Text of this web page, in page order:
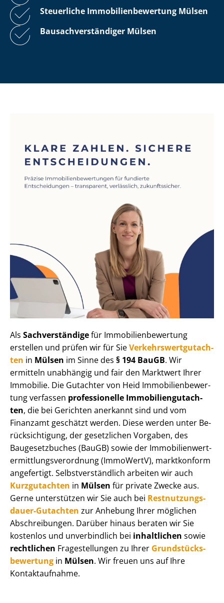
Steuerliche Im­mo­bi­li­en­be­wer­tung Mülsen
Bau­sach­ver­stän­di­ger Mülsen
Als Sachverständigefür Im­mo­bi­li­en­be­wer­tung
erstellen und prüfen wir für SieVer­kehrs­wert­gut­ach­
ten in Mülsen im Sinne des § 194 BauGB. Wir
ermitteln unabhängig und fair den Marktwert Ihrer
Immobilie. Die Gutachter von Heid Im­mo­bi­li­en­be­wer­
tung verfassen professionelle Im­mo­bi­li­en­gut­ach­
ten, die bei Gerichten anerkannt sind und vom
Finanzamt geschätzt werden. Diese werden unter Be­
rück­sich­ti­gung, der gesetzlichen Vorgaben, des
Baugesetzbuches (BauGB) sowie der Im­mo­bi­li­en­wert­
ermitt­lungs­ver­ord­nung (ImmoWertV), marktkonform
angefertigt. Selbst­ver­ständ­lich arbeiten wir auch
Kurzgutachten in Mülsen für private Zwecke aus.
Gerne unterstützen wir Sie auch bei Rest­nut­zungs­
dau­er-Gutachten zur Anhebung Ihrer möglichen
Abschreibungen. Darüber hinaus beraten wir Sie
kostenlos und unverbindlich bei inhaltlichen sowie
rechtlichen Fragestellungen zu Ihrer Grund­stücks­
be­wer­tung in Mülsen. Wir freuen uns auf Ihre
Kontaktaufnahme.